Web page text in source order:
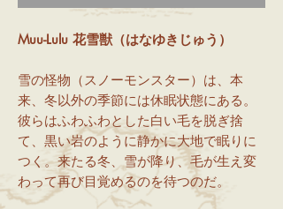
Muu-Lulu 花雪獣（はなゆきじゅう）
雪の怪物（スノーモンスター）は、本
来、冬以外の季節には休眠状態にある。
彼らはふわふわとした白い毛を脱ぎ捨
て、黒い岩のように静かに大地で眠りに
つく。来たる冬、雪が降り、毛が生え変
わって再び目覚めるのを待つのだ。